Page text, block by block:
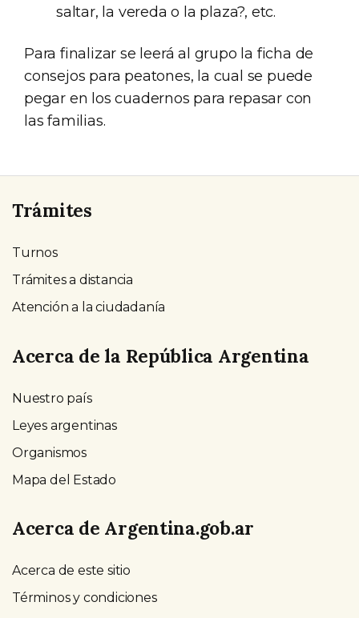
saltar, la vereda o la plaza?, etc.
Para finalizar se leerá al grupo la ficha de
consejos para peatones, la cual se puede
pegar en los cuadernos para repasar con
las familias.
Trámites
Turnos
Trámites a distancia
Atención a la ciudadanía
Acerca de la República Argentina
Nuestro país
Leyes argentinas
Organismos
Mapa del Estado
Acerca de Argentina.gob.ar
Acerca de este sitio
Términos y condiciones